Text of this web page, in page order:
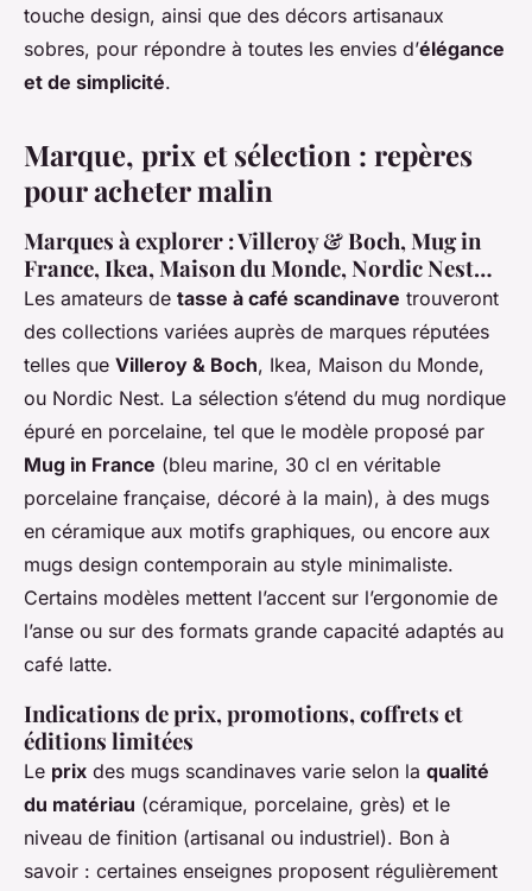
touche design, ainsi que des décors artisanaux
sobres, pour répondre à toutes les envies d’élégance
et de simplicité.
Marque, prix et sélection : repères
pour acheter malin
Marques à explorer : Villeroy & Boch, Mug in
France, Ikea, Maison du Monde, Nordic Nest…
Les amateurs de tasse à café scandinave trouveront
des collections variées auprès de marques réputées
telles que Villeroy & Boch, Ikea, Maison du Monde,
ou Nordic Nest. La sélection s’étend du mug nordique
épuré en porcelaine, tel que le modèle proposé par
Mug in France (bleu marine, 30 cl en véritable
porcelaine française, décoré à la main), à des mugs
en céramique aux motifs graphiques, ou encore aux
mugs design contemporain au style minimaliste.
Certains modèles mettent l’accent sur l’ergonomie de
l’anse ou sur des formats grande capacité adaptés au
café latte.
Indications de prix, promotions, coffrets et
éditions limitées
Le prix des mugs scandinaves varie selon la qualité
du matériau (céramique, porcelaine, grès) et le
niveau de finition (artisanal ou industriel). Bon à
savoir : certaines enseignes proposent régulièrement